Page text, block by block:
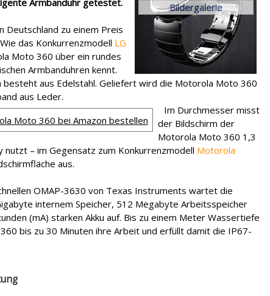
Bildergalerie
Armbanduhr getestet.
zu einem Preis
das Konkurrenzmodell LG
Moto 360 über ein rundes
Armbanduhren kennt.
besteht aus Edelstahl. Geliefert wird die Motorola Moto 360
aus Leder.
Moto 360 bei Amazon bestellen
Im Durchmesser misst
der Bildschirm der
Motorola Moto 360 1,3
nutzt – im Gegensatz zum Konkurrenzmodell Motorola
aus.
OMAP-3630 von Texas Instruments wartet die
internem Speicher, 512 Megabyte Arbeitsspeicher
(mA) starken Akku auf. Bis zu einem Meter Wassertiefe
bis zu 30 Minuten ihre Arbeit und erfüllt damit die IP67-